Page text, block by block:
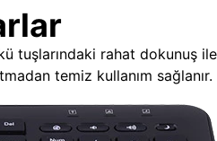
rahat dokunuş ile
temiz kullanım sağlanır.